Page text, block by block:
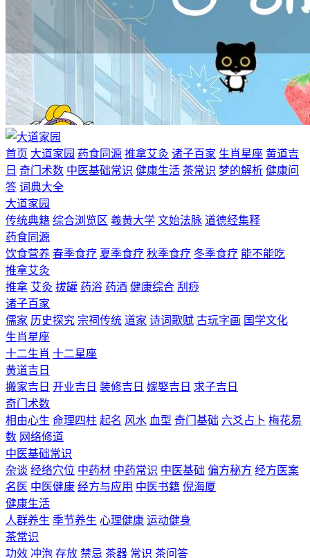
首页 大道家园 药食同源 推拿艾灸 诸子百家 生肖星座 黄道吉
日 奇门术数 中医基础常识 健康生活 茶常识 梦的解析 健康问
答 词典大全
大道家园
传统典籍 综合浏览区 羲黄大学 文始法脉 道德经集释
药食同源
饮食营养 春季食疗 夏季食疗 秋季食疗 冬季食疗 能不能吃
推拿艾灸
推拿 艾灸 拔罐 药浴 药酒 健康综合 刮痧
诸子百家
儒家 历史探究 宗祠传统 道家 诗词歌赋 古玩字画 国学文化
生肖星座
十二生肖 十二星座
黄道吉日
搬家吉日 开业吉日 装修吉日 嫁娶吉日 求子吉日
奇门术数
相由心生 命理四柱 起名 风水 血型 奇门基础 六爻占卜 梅花易
数 网络修道
中医基础常识
杂谈 经络穴位 中药材 中药常识 中医基础 偏方秘方 经方医案
名医 中医健康 经方与应用 中医书籍 倪海厦
健康生活
人群养生 季节养生 心理健康 运动健身
茶常识
功效 冲泡 存放 禁忌 茶器 常识 茶问答